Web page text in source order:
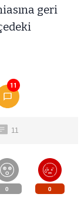
geri
11
11
0 0